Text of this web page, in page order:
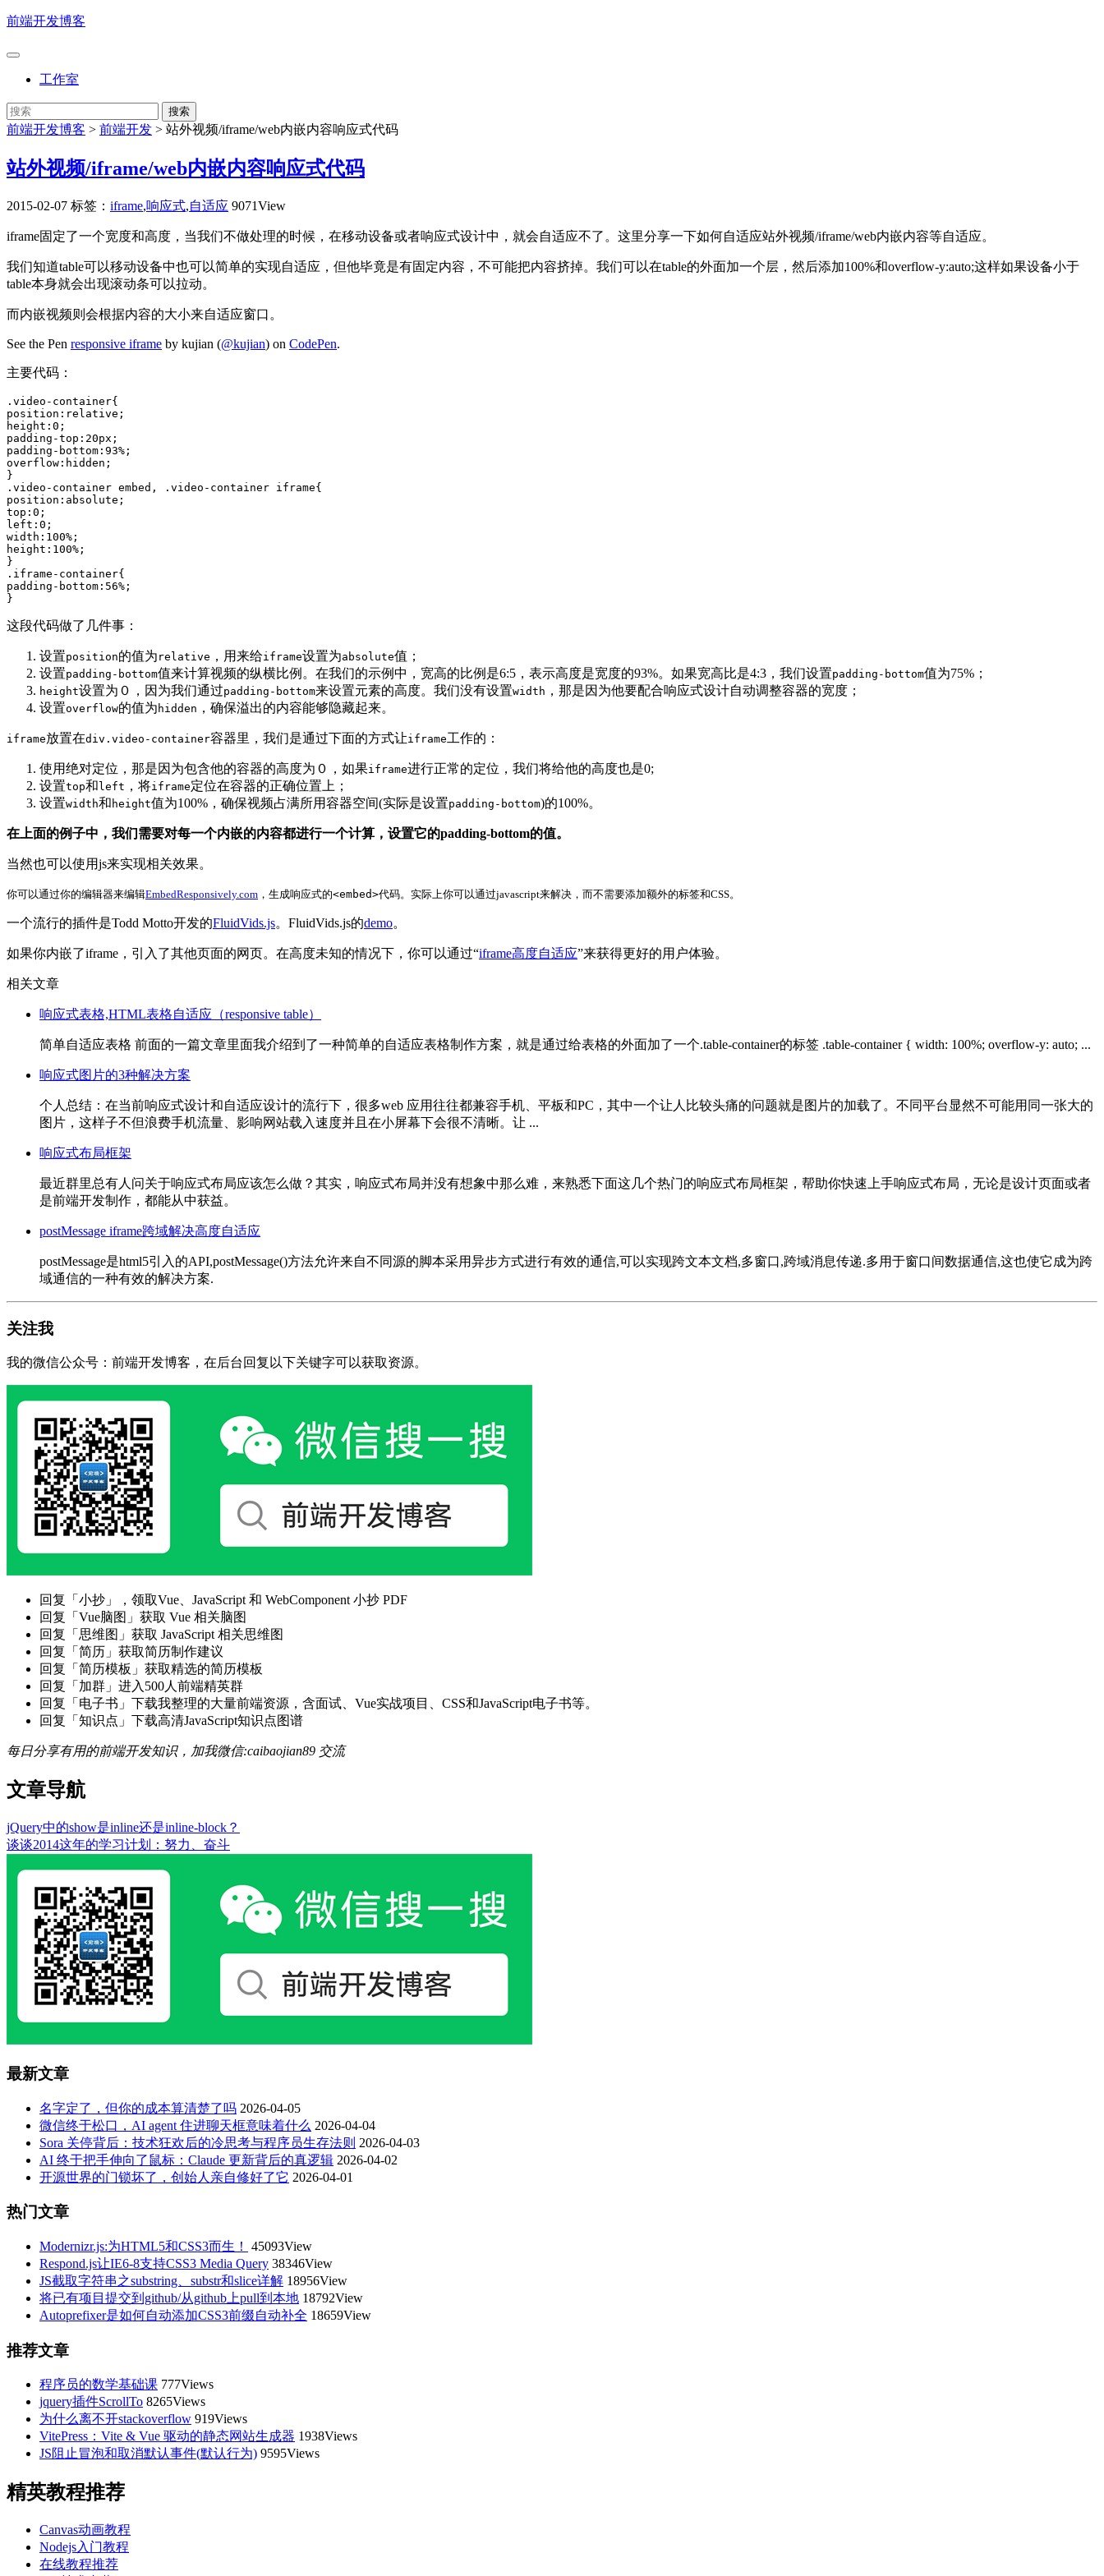
前端开发博客
工作室
前端开发博客 > 前端开发 > 站外视频/iframe/web内嵌内容响应式代码
站外视频/iframe/web内嵌内容响应式代码
2015-02-07 标签： iframe,响应式,自适应 9071View
iframe固定了一个宽度和高度，当我们不做处理的时候，在移动设备或者响应式设计中，就会自适应不了。这里分享一下如何自适应站外视频/iframe/web内嵌内容等自适应。
我们知道table可以移动设备中也可以简单的实现自适应，但他毕竟是有固定内容，不可能把内容挤掉。我们可以在table的外面加一个层，然后添加100%和overflow-y:auto;这样如果设备小于
table本身就会出现滚动条可以拉动。
而内嵌视频则会根据内容的大小来自适应窗口。
See the Pen responsive iframe by kujian (@kujian) on CodePen.
主要代码：
.video-container{
position:relative;
height:0;
padding-top:20px;
padding-bottom:93%;
overflow:hidden;
}
.video-container embed, .video-container iframe{
position:absolute;
top:0;
left:0;
width:100%;
height:100%;
}
.iframe-container{
padding-bottom:56%;
}
这段代码做了几件事：
设置position的值为 relative ，用来给iframe设置为absolute值；
设置padding-bottom值来计算视频的纵横比例。在我们的示例中，宽高的比例是6:5，表示高度是宽度的93%。如果宽高比是4:3，我们设置padding-bottom值为75%；
height设置为０，因为我们通过padding-bottom来设置元素的高度。我们没有设置width ，那是因为他要配合响应式设计自动调整容器的宽度；
设置overflow的值为 hidden ，确保溢出的内容能够隐藏起来。
iframe放置在div.video-container容器里，我们是通过下面的方式让iframe工作的：
使用绝对定位，那是因为包含他的容器的高度为０，如果iframe进行正常的定位，我们将给他的高度也是0;
设置top和 left ，将iframe定位在容器的正确位置上；
设置width和 height值为100%，确保视频占满所用容器空间(实际是设置padding-bottom)的100%。
在上面的例子中，我们需要对每一个内嵌的内容都进行一个计算，设置它的padding-bottom的值。
当然也可以使用js来实现相关效果。
你可以通过你的编辑器来编辑EmbedResponsively.com ，生成响应式的<embed>代码。实际上你可以通过javascript来解决，而不需要添加额外的标签和CSS。
一个流行的插件是Todd Motto开发的FluidVids.js。FluidVids.js的demo。
如果你内嵌了iframe，引入了其他页面的网页。在高度未知的情况下，你可以通过“iframe高度自适应”来获得更好的用户体验。
相关文章
响应式表格,HTML表格自适应（responsive table）
简单自适应表格 前面的一篇文章里面我介绍到了一种简单的自适应表格制作方案，就是通过给表格的外面加了一个.table-container的标签 .table-container { width: 100%; overflow-y: auto; ...
响应式图片的3种解决方案
个人总结：在当前响应式设计和自适应设计的流行下，很多web 应用往往都兼容手机、平板和PC，其中一个让人比较头痛的问题就是图片的加载了。不同平台显然不可能用同一张大的
图片，这样子不但浪费手机流量、影响网站载入速度并且在小屏幕下会很不清晰。让 ...
响应式布局框架
最近群里总有人问关于响应式布局应该怎么做？其实，响应式布局并没有想象中那么难，来熟悉下面这几个热门的响应式布局框架，帮助你快速上手响应式布局，无论是设计页面或者
是前端开发制作，都能从中获益。
postMessage iframe跨域解决高度自适应
postMessage是html5引入的API,postMessage()方法允许来自不同源的脚本采用异步方式进行有效的通信,可以实现跨文本文档,多窗口,跨域消息传递.多用于窗口间数据通信,这也使它成为跨
域通信的一种有效的解决方案.
关注我
我的微信公众号：前端开发博客，在后台回复以下关键字可以获取资源。
回复「小抄」，领取Vue、JavaScript 和 WebComponent 小抄 PDF
回复「Vue脑图」获取 Vue 相关脑图
回复「思维图」获取 JavaScript 相关思维图
回复「简历」获取简历制作建议
回复「简历模板」获取精选的简历模板
回复「加群」进入500人前端精英群
回复「电子书」下载我整理的大量前端资源，含面试、Vue实战项目、CSS和JavaScript电子书等。
回复「知识点」下载高清JavaScript知识点图谱
每日分享有用的前端开发知识，加我微信:caibaojian89 交流
文章导航
jQuery中的show是inline还是inline-block？
谈谈2014这年的学习计划：努力、奋斗
最新文章
名字定了，但你的成本算清楚了吗 2026-04-05
微信终于松口，AI agent 住进聊天框意味着什么 2026-04-04
Sora 关停背后：技术狂欢后的冷思考与程序员生存法则 2026-04-03
AI 终于把手伸向了鼠标：Claude 更新背后的真逻辑 2026-04-02
开源世界的门锁坏了，创始人亲自修好了它 2026-04-01
热门文章
Modernizr.js:为HTML5和CSS3而生！
45093View
Respond.js让IE6-8支持CSS3 Media Query 38346View
JS截取字符串之substring、substr和slice详解 18956View
将已有项目提交到github/从github上pull到本地 18792View
Autoprefixer是如何自动添加CSS3前缀自动补全 18659View
推荐文章
程序员的数学基础课 777Views
jquery插件ScrollTo 8265Views
为什么离不开stackoverflow 919Views
VitePress：Vite & Vue 驱动的静态网站生成器 1938Views
JS阻止冒泡和取消默认事件(默认行为) 9595Views
精英教程推荐
Canvas动画教程
Nodejs入门教程
在线教程推荐